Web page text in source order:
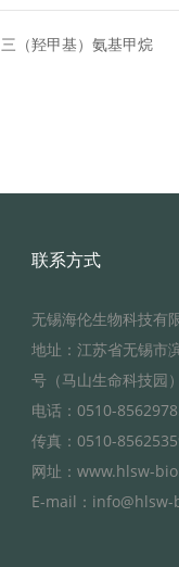
三（羟甲基）氨基甲烷
联系方式
无锡海伦生物科技有
地址：江苏省无锡市
号（马山生命科技园）
电话：0510-
传真：0510-
网址：www.hlsw-
E-mail：info@hlsw-